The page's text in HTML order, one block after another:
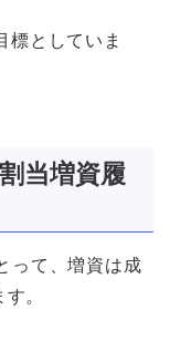
標としていま
当増資履
って、増資は成
。